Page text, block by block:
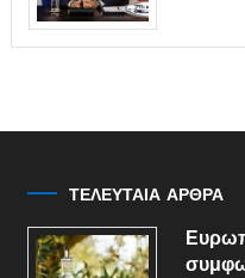
ΤΕΛΕΥΤΑΙΑ ΑΡΘΡΑ